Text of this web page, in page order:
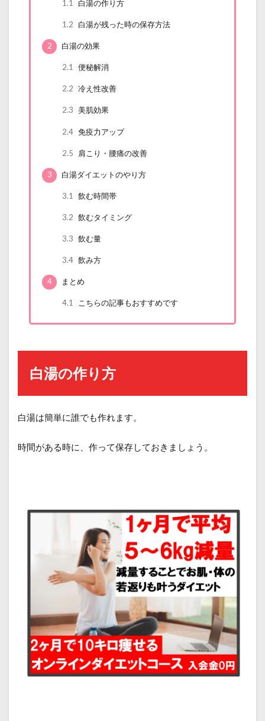
1.1 白湯の作り方
1.2 白湯が残った時の保存方法
2 白湯の効果
2.1 便秘解消
2.2 冷え性改善
2.3 美肌効果
2.4 免疫力アップ
2.5 肩こり・腰痛の改善
3 白湯ダイエットのやり方
3.1 飲む時間帯
3.2 飲むタイミング
3.3 飲む量
3.4 飲み方
4 まとめ
4.1 こちらの記事もおすすめです
白湯の作り方
白湯は簡単に誰でも作れます。
時間がある時に、作って保存しておきましょう。